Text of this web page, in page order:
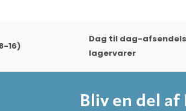
16)
Dag til dag-
lagervarer
Bliv en del af